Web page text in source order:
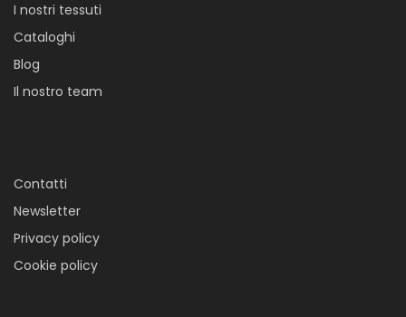
biancheria per bambini
I nostri tessuti
Cataloghi
Blog
Il nostro team
Contatti
Newsletter
Privacy policy
Cookie policy